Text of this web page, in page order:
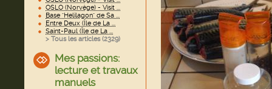
OSLO (Norvège) - Visit ...
Base "Helilagon" de Sa ...
Entre Deux (Île de La ...
Saint-Paul (Île de La ...
> Tous les articles (2329)
Mes passions:
lecture et travaux
manuels